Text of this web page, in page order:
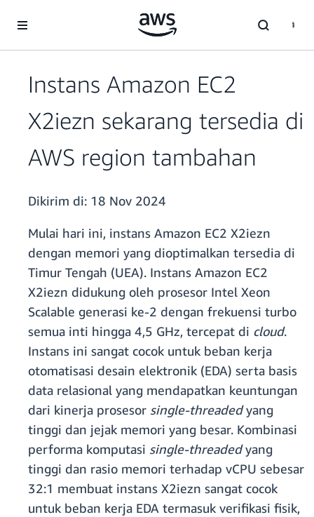
Instans Amazon EC2
X2iezn sekarang tersedia di
AWS region tambahan
Dikirim di: 18 Nov 2024
Mulai hari ini, instans Amazon EC2 X2iezn
dengan memori yang dioptimalkan tersedia di
Timur Tengah (UEA). Instans Amazon EC2
X2iezn didukung oleh prosesor Intel Xeon
Scalable generasi ke-2 dengan frekuensi turbo
semua inti hingga 4,5 GHz, tercepat di cloud.
Instans ini sangat cocok untuk beban kerja
otomatisasi desain elektronik (EDA) serta basis
data relasional yang mendapatkan keuntungan
dari kinerja prosesor single-threadedyang
tinggi dan jejak memori yang besar. Kombinasi
performa komputasi single-threadedyang
tinggi dan rasio memori terhadap vCPU sebesar
32:1 membuat instans X2iezn sangat cocok
untuk beban kerja EDA termasuk verifikasi fisik,